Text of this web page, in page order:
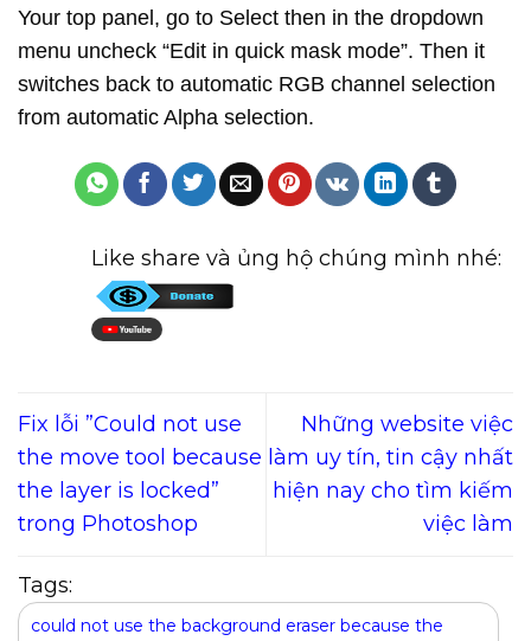
Your top panel, go to Select then in the dropdown
menu uncheck “Edit in quick mask mode”. Then it
switches back to automatic RGB channel selection
from automatic Alpha selection.
Like share và ủng hộ chúng mình nhé:
Fix lỗi ”Could not use
the move tool because
the layer is locked”
trong Photoshop
Những website việc
làm uy tín, tin cậy nhất
hiện nay cho tìm kiếm
việc làm
Tags:
could not use the background eraser because the